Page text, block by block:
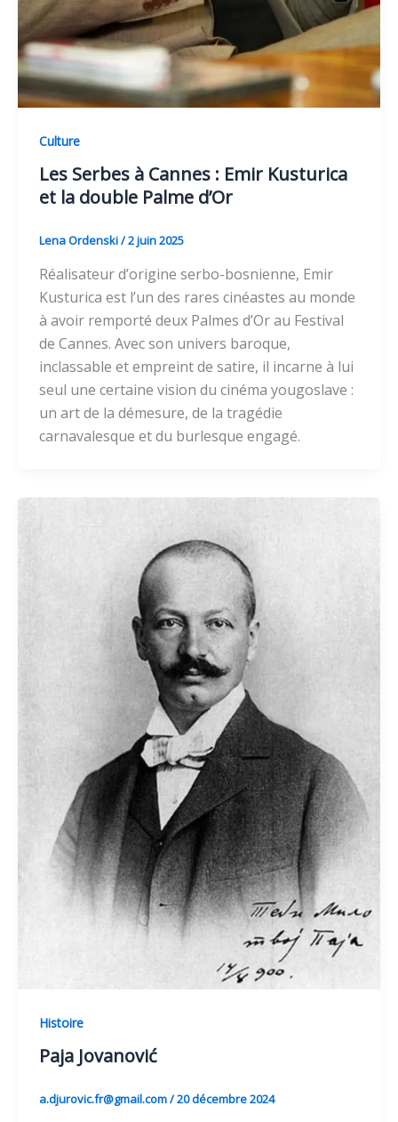
Culture
Les Serbes à Cannes : Emir Kusturica
et la double Palme d’Or
Lena Ordenski/2 juin 2025
Réalisateur d’origine serbo-bosnienne, Emir
Kusturica est l’un des rares cinéastes au monde
à avoir remporté deux Palmes d’Or au Festival
de Cannes. Avec son univers baroque,
inclassable et empreint de satire, il incarne à lui
seul une certaine vision du cinéma yougoslave :
un art de la démesure, de la tragédie
carnavalesque et du burlesque engagé.
Histoire
Paja Jovanović
a.djurovic.fr@gmail.com/20 décembre 2024